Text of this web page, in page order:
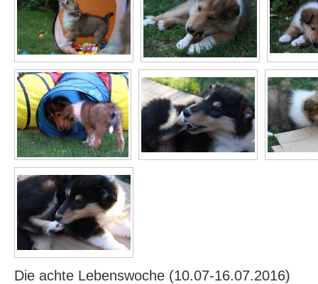
Die achte Lebenswoche (10.07-16.07.2016)